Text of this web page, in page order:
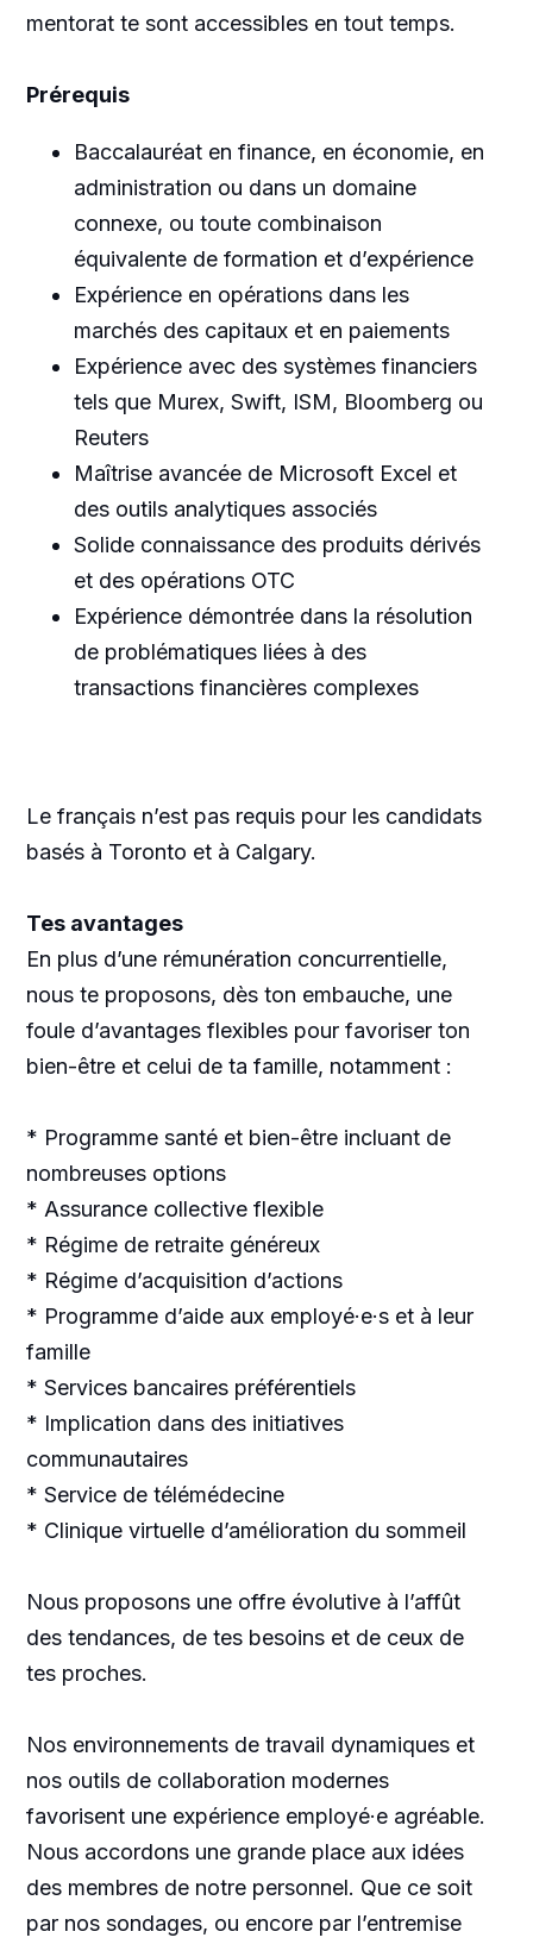
mentorat te sont accessibles en tout temps.
Prérequis
Baccalauréat en finance, en économie, en
administration ou dans un domaine
connexe, ou toute combinaison
équivalente de formation et d’expérience
Expérience en opérations dans les
marchés des capitaux et en paiements
Expérience avec des systèmes financiers
tels que Murex, Swift, ISM, Bloomberg ou
Reuters
Maîtrise avancée de Microsoft Excel et
des outils analytiques associés
Solide connaissance des produits dérivés
et des opérations OTC
Expérience démontrée dans la résolution
de problématiques liées à des
transactions financières complexes
Le français n’est pas requis pour les candidats
basés à Toronto et à Calgary.
Tes avantages
En plus d’une rémunération concurrentielle,
nous te proposons, dès ton embauche, une
foule d’avantages flexibles pour favoriser ton
bien-être et celui de ta famille, notamment :
* Programme santé et bien-être incluant de
nombreuses options
* Assurance collective flexible
* Régime de retraite généreux
* Régime d’acquisition d’actions
* Programme d’aide aux employé·e·s et à leur
famille
* Services bancaires préférentiels
* Implication dans des initiatives
communautaires
* Service de télémédecine
* Clinique virtuelle d’amélioration du sommeil
Nous proposons une offre évolutive à l’affût
des tendances, de tes besoins et de ceux de
tes proches.
Nos environnements de travail dynamiques et
nos outils de collaboration modernes
favorisent une expérience employé·e agréable.
Nous accordons une grande place aux idées
des membres de notre personnel. Que ce soit
par nos sondages, ou encore par l’entremise